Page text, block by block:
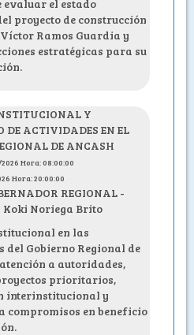
evaluar el estado
proyecto de construcción
Ramos Guardia y
estratégicas para su
Y
DE ACTIVIDADES EN EL
DE ANCASH
Hora: 08:00:00
Hora: 20:00:00
REGIONAL -
Koki Noriega Brito
en las
del Gobierno Regional de
a autoridades,
prioritarios,
interinstitucional y
compromisos en beneficio